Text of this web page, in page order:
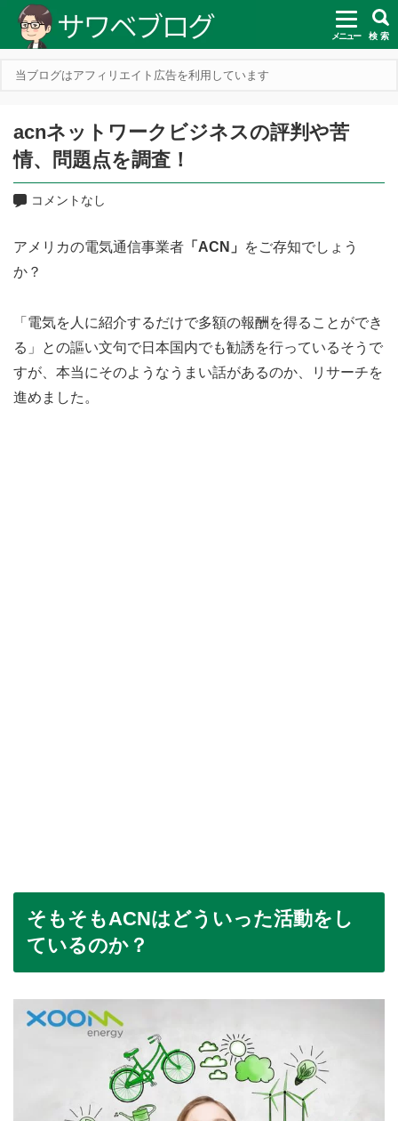
メニュー 検 索
当ブログはアフィリエイト広告を利用しています
acnネットワークビジネスの評判や苦
情、問題点を調査！
コメントなし
アメリカの電気通信事業者 「ACN」
をご存知でしょう
か？
「電気を人に紹介するだけで多額の報酬を得ることができ
る」との謳い文句で日本国内でも勧誘を行っているそうで
すが、本当にそのようなうまい話があるのか、リサーチを
進めました。
そもそもACNはどういった活動をし
ているのか？